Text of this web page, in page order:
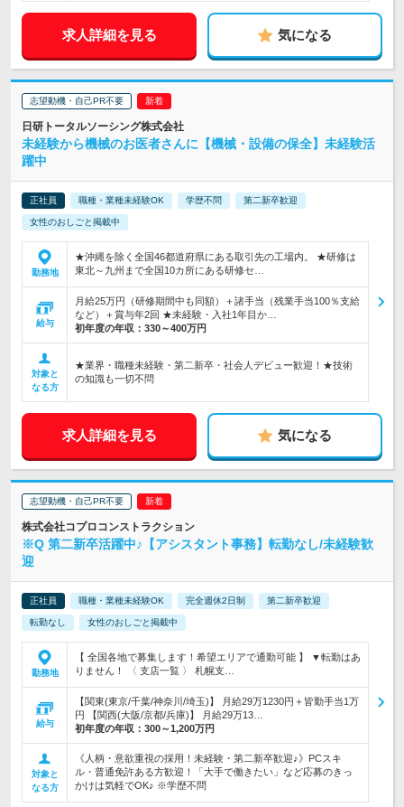
求人詳細を見る 気になる
志望動機・自己PR不要
日研トータルソーシング株式会社
未経験から機械のお医者さんに【機械・設備の保全】未経験活
躍中
正社員 職種・業種未経験OK 学歴不問 第二新卒歓迎
女性のおしごと掲載中
勤務地
★沖縄を除く全国46都道府県にある取引先の工場内。 ★研修は
東北～九州まで全国10カ所にある研修セ…
給与
月給25万円（研修期間中も同額）＋諸手当（残業手当100％支給
など）＋賞与年2回 ★未経験・入社1年目か…
初年度の年収： 330～400万円
対象と
なる方
★業界・職種未経験・第二新卒・社会人デビュー歓迎！★技術
の知識も一切不問
求人詳細を見る 気になる
志望動機・自己PR不要
株式会社コプロコンストラクション
※Q 第二新卒活躍中♪【アシスタント事務】転勤なし/未経験歓
迎
正社員 職種・業種未経験OK 完全週休2日制 第二新卒歓迎
転勤なし 女性のおしごと掲載中
勤務地
【 全国各地で募集します！希望エリアで通勤可能 】 ▼転勤はあ
りません！ 〈 支店一覧 〉 札幌支…
給与
【関東(東京/千葉/神奈川/埼玉)】 月給29万1230円＋皆勤手当1万
円 【関西(大阪/京都/兵庫)】 月給29万13…
初年度の年収： 300～1,200万円
対象と
なる方
《人柄・意欲重視の採用！未経験・第二新卒歓迎♪》PCスキ
ル・普通免許ある方歓迎！「大手で働きたい」など応募のきっ
かけは気軽でOK♪ ※学歴不問